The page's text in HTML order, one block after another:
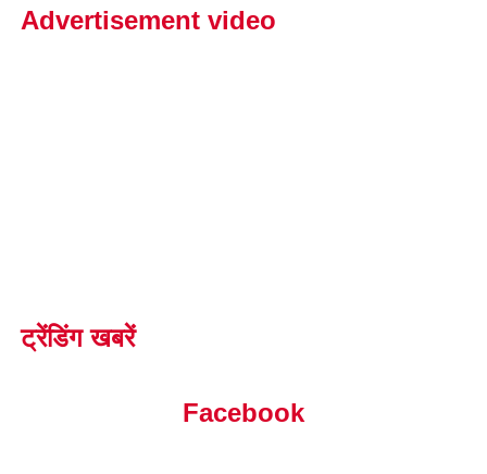
Advertisement video
ट्रेंडिंग खबरें
Facebook